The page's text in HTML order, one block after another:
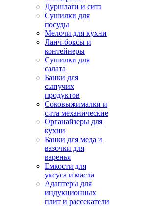
Дуршлаги и сита
Сушилки для
посуды
Мелочи для кухни
Ланч-боксы и
контейнеры
Сушилки для
салата
Банки для
сыпучих
продуктов
Соковыжималки и
сита механические
Органайзеры для
кухни
Банки для меда и
вазочки для
варенья
Емкости для
уксуса и масла
Адаптеры для
индукционных
плит и рассекатели